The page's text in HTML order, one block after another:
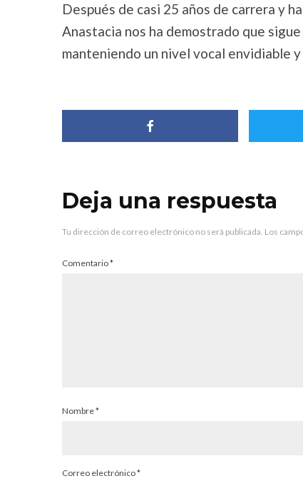
Después de casi 25 años de carrera y
Anastacia nos ha demostrado que
manteniendo un nivel vocal envidiable
Deja una respuesta
Tu dirección de correo electrónico no será publicada. Los
Comentario*
Nombre*
Correo electrónico*